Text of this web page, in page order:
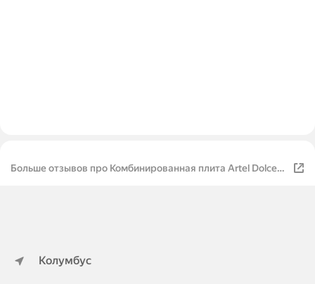
Больше отзывов про Комбинированная плита Artel Dolce
Колумбус